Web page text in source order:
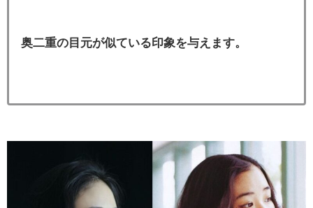
奥二重の目元が似ている印象を与えます。